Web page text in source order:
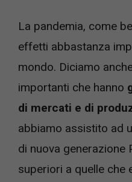
La pandemia, come
effetti abbastanza
mondo. Diciamo
importanti che hanno
di mercati e di
abbiamo assistito ad
di nuova generazione
superiori a quelle che